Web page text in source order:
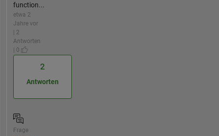
function...
etwa 2
Jahre vor
| 2
Antworten
| 0
2
Antworten
Frage